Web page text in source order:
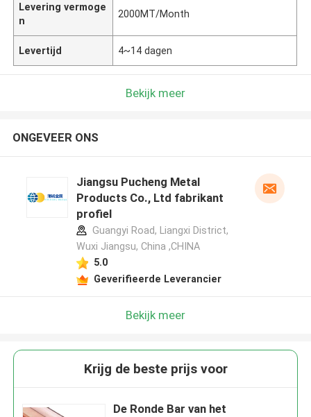
Levering vermoge
n
2000MT/Month
Levertijd 4~14 dagen
Bekijk meer
ONGEVEER ONS
Jiangsu Pucheng Metal
Products Co., Ltd fabrikant
profiel
Guangyi Road, Liangxi District,
Wuxi Jiangsu, China ,CHINA
5.0
Geverifieerde Leverancier
Bekijk meer
Krijg de beste prijs voor
De Ronde Bar van het